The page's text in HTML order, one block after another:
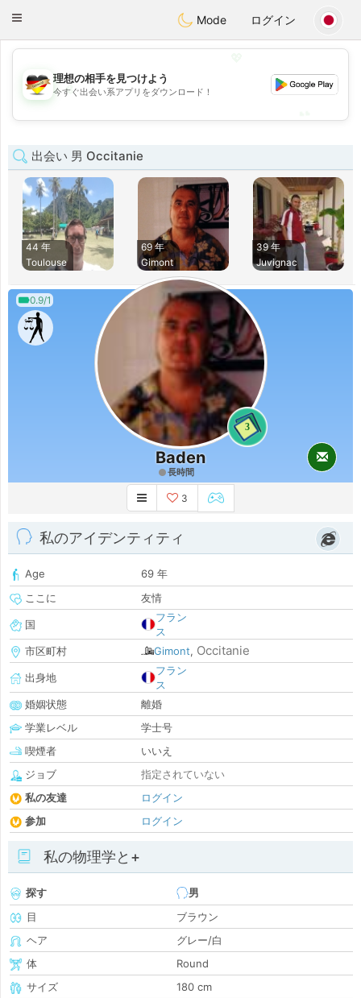
Deutsch Dating
Toggle
Mode ログイン
💖
💕
理想の相手を見つけよう
今すぐ出会い系アプリをダウンロード！
出会い 男 Occitanie
44 年
Toulouse
69 年
Gimont
39 年
Juvignac
0.9/1
3
Baden
長時間
3
私のアイデンティティ
Age
69 年
ここに
友情
国
フラン
ス
市区町村
Gimont, Occitanie
出身地
フラン
ス
婚姻状態
離婚
学業レベル
学士号
喫煙者
いいえ
ジョブ
指定されていない
私の友達
ログイン
参加
ログイン
私の物理学と+
探す
男
目
ブラウン
ヘア
グレー/白
体
Round
サイズ
180 cm